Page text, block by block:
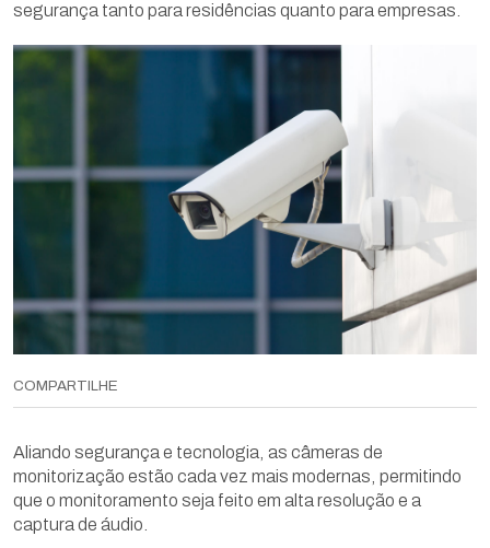
segurança tanto para residências quanto para empresas.
COMPARTILHE
Aliando segurança e tecnologia, as câmeras de
monitorização estão cada vez mais modernas, permitindo
que o monitoramento seja feito em alta resolução e a
captura de áudio.